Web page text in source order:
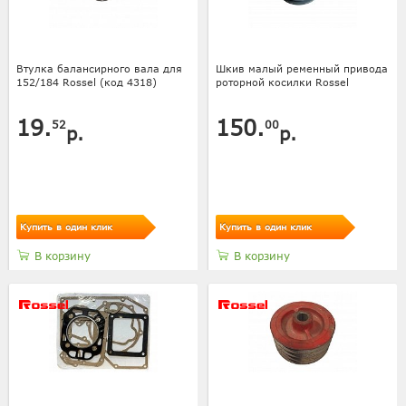
Втулка балансирного вала для
152/184 Rossel (код 4318)
19. 52р.
Купить в один клик
В корзину
Шкив малый ременный привода
роторной косилки Rossel
150.00р.
Купить в один клик
В корзину